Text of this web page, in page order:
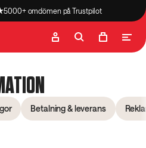
5000+ omdömen på Trustpilot
Betalning & leverans